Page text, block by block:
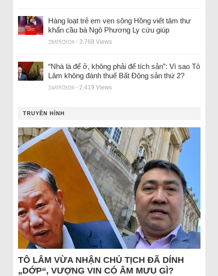
Hàng loạt trẻ em ven sông Hồng viết tâm thư
khẩn cầu bà Ngô Phương Ly cứu giúp
28/05/2026 - 3.768 Views
“Nhà là để ở, không phải để tích sản”: Vì sao Tô
Lâm không đánh thuế Bất Động sản thứ 2?
24/05/2026 - 2.419 Views
TRUYỀN HÌNH
TÔ LÂM VỪA NHẬN CHỦ TỊCH ĐÃ DÍNH
„DỚP“, VƯỢNG VIN CÓ ÂM MƯU GÌ?